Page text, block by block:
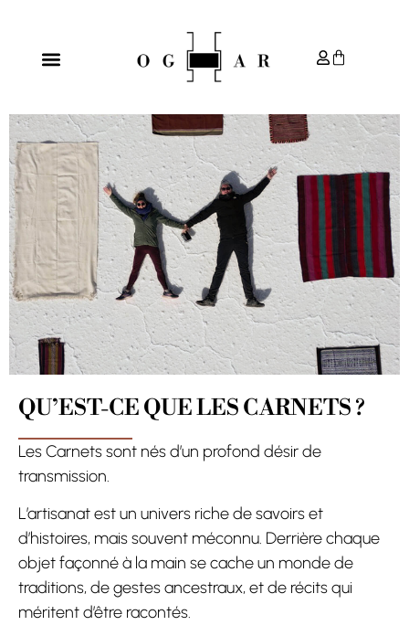
QU’EST-CE QUE LES CARNETS ?
Les Carnets sont nés d’un profond désir de
transmission.
L’artisanat est un univers riche de savoirs et
d’histoires, mais souvent méconnu. Derrière chaque
objet façonné à la main se cache un monde de
traditions, de gestes ancestraux, et de récits qui
méritent d’être racontés.